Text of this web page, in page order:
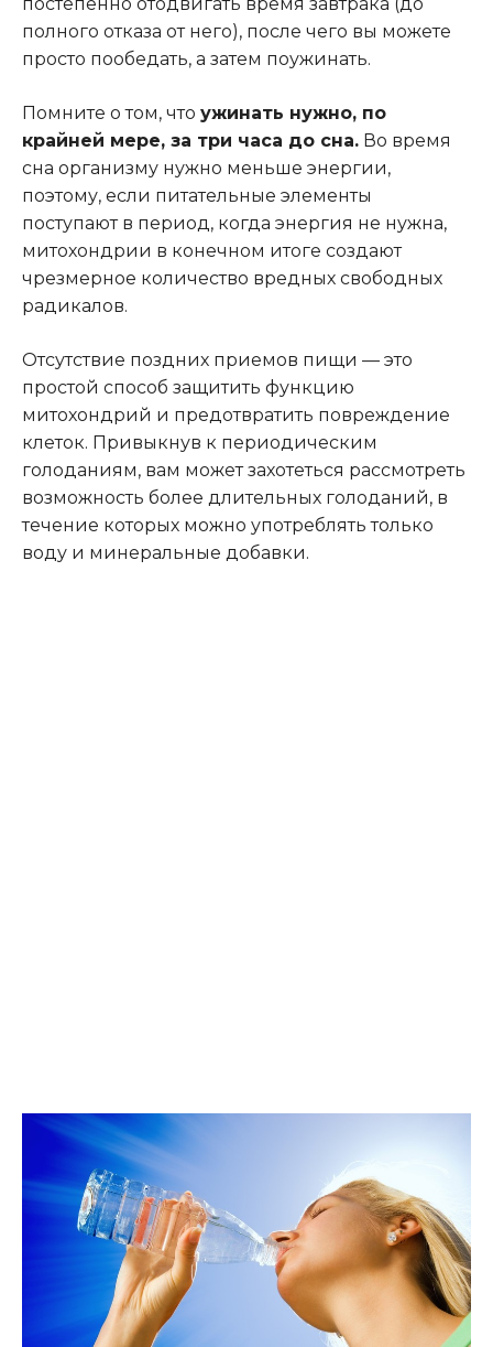
полного отказа от него), после чего вы можете
просто пообедать, а затем поужинать.
Помните о том, что ужинать нужно, по
крайней мере, за три часа до сна. Во время
сна организму нужно меньше энергии,
поэтому, если питательные элементы
поступают в период, когда энергия не нужна,
митохондрии в конечном итоге создают
чрезмерное количество вредных свободных
радикалов.
Отсутствие поздних приемов пищи — это
простой способ защитить функцию
митохондрий и предотвратить повреждение
клеток. Привыкнув к периодическим
голоданиям, вам может захотеться рассмотреть
возможность более длительных голоданий, в
течение которых можно употреблять только
воду и минеральные добавки.